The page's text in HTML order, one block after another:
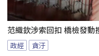
范織欽涉索回扣 橋檢發動
政經 貪汙